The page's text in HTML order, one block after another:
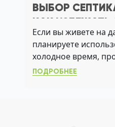
ВЫБОР
КАК ИЗБЕЖАТЬ
ЗАТОПЛЕНИЯ
ИЗ СТРОЯ
Если вы живете на
планируете
холодное время,
ПОДРОБНЕЕ